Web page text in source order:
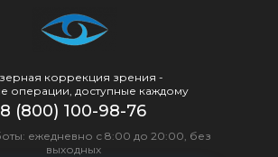
коррекция зрения -
операции, доступные каждому
8 (800) 100-98-76
ежедневно с 8:00 до 20:00, без
выходных